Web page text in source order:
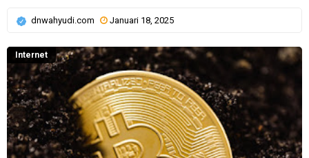
dnwahyudi.com Januari 18, 2025
Internet